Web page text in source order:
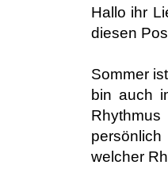
Hallo ihr
diesen
Sommer
bin auch
welcher